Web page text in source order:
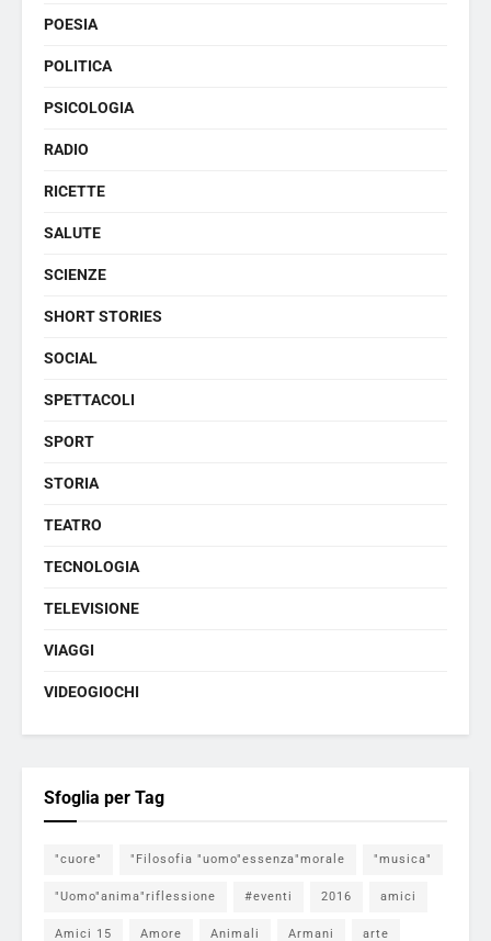
POESIA
POLITICA
PSICOLOGIA
RADIO
RICETTE
SALUTE
SCIENZE
SHORT STORIES
SOCIAL
SPETTACOLI
SPORT
STORIA
TEATRO
TECNOLOGIA
TELEVISIONE
VIAGGI
VIDEOGIOCHI
Sfoglia per Tag
"cuore" "Filosofia "uomo"essenza"morale "musica"
"Uomo"anima"riflessione #eventi 2016 amici
Amici 15 Amore Animali Armani arte